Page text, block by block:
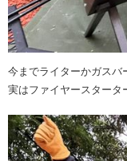
今までライターかガスバ
実はファイヤースタータ